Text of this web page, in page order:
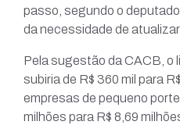
passo, segundo o
da necessidade de
Pela sugestão da CACB, o
subiria de R$ 360 mil para
empresas de pequeno
milhões para R$ 8,69